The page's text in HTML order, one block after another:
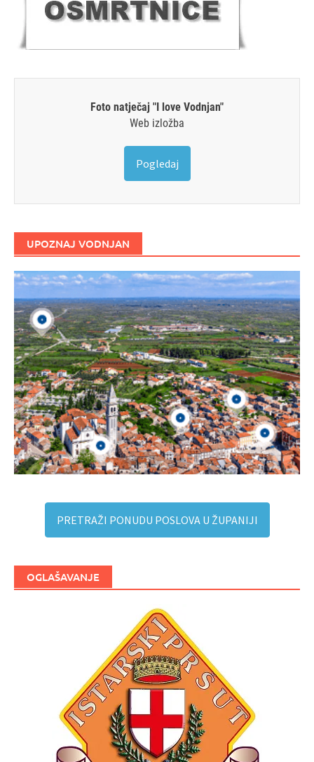
Foto natječaj "I love Vodnjan"
Web izložba
Pogledaj
UPOZNAJ VODNJAN
PRETRAŽI PONUDU POSLOVA U ŽUPANIJI
OGLAŠAVANJE